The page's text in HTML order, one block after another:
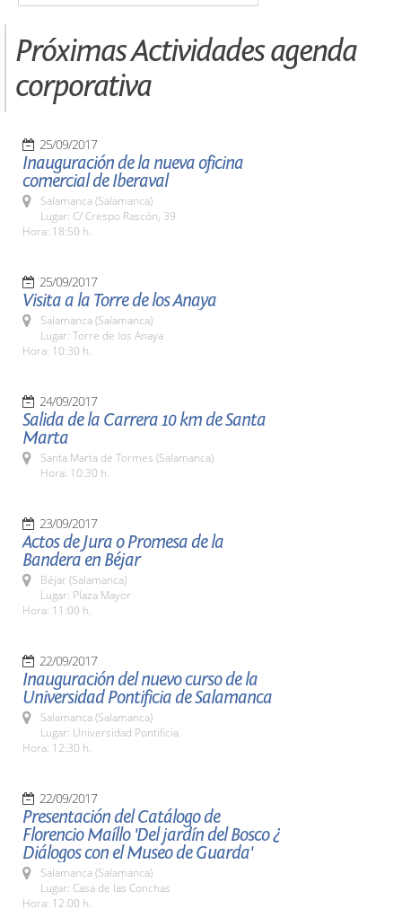
Próximas Actividades agenda
corporativa
25/09/2017
Inauguración de la nueva oficina
comercial de Iberaval
Salamanca (Salamanca)
Lugar: C/ Crespo Rascón, 39
Hora: 18:50 h.
25/09/2017
Visita a la Torre de los Anaya
Salamanca (Salamanca)
Lugar: Torre de los Anaya
Hora: 10:30 h.
24/09/2017
Salida de la Carrera 10 km de Santa
Marta
Santa Marta de Tormes (Salamanca)
Hora: 10:30 h.
23/09/2017
Actos de Jura o Promesa de la
Bandera en Béjar
Béjar (Salamanca)
Lugar: Plaza Mayor
Hora: 11:00 h.
22/09/2017
Inauguración del nuevo curso de la
Universidad Pontificia de Salamanca
Salamanca (Salamanca)
Lugar: Universidad Pontificia
Hora: 12:30 h.
22/09/2017
Presentación del Catálogo de
Florencio Maíllo 'Del jardín del Bosco ¿
Diálogos con el Museo de Guarda'
Salamanca (Salamanca)
Lugar: Casa de las Conchas
Hora: 12:00 h.